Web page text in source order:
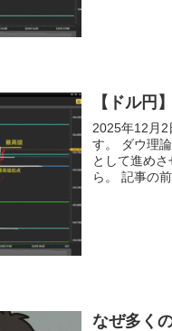
【ドル円
2025年12月2
す。 ダウ理
として進め
ら。 記事の
なぜ多く